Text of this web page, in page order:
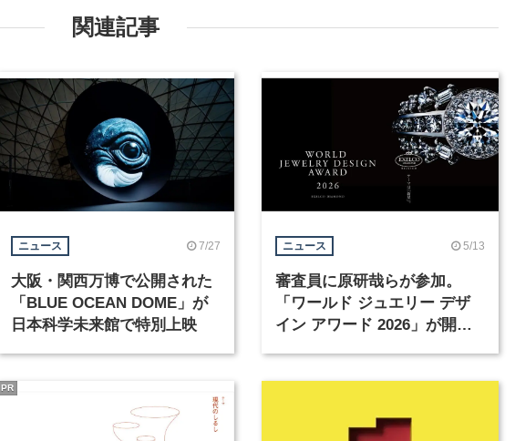
関連記事
ニュース 7/27
大阪・関西万博で公開された
「BLUE OCEAN DOME」が
日本科学未来館で特別上映
ニュース 5/13
審査員に原研哉らが参加。
「ワールド ジュエリー デザ
イン アワード 2026」が開催
PR